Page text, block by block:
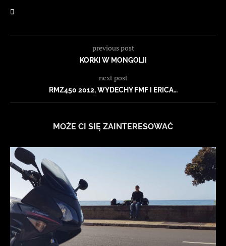
previous post
KORKI W MONGOLII
next post
RMZ450 2012, WYDECHY FMF I ERICA…
MOŻE CI SIĘ ZAINTERESOWAĆ